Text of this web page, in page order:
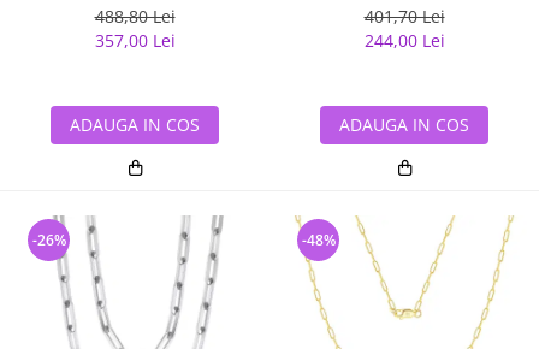
488,80 Lei
357,00 Lei
ADAUGA IN COS
401,70 Lei
244,00 Lei
ADAUGA IN COS
-26% -48%